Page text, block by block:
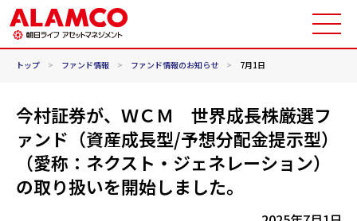
トップ > ファンド情報 > ファンド情報のお知らせ > 7月1日
今村証券が、ＷＣＭ 世界成長株厳選フ
ァンド（資産成長型/予想分配金提示型）
（愛称：ネクスト・ジェネレーション）
の取り扱いを開始しました。